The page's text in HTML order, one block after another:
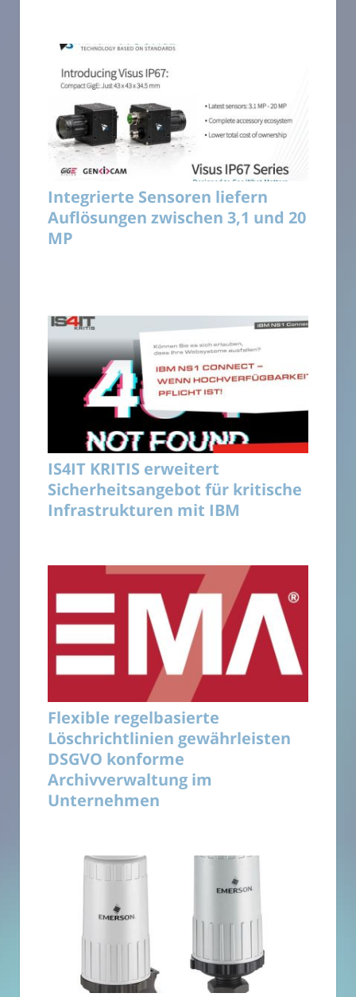
Integrierte Sensoren liefern
Auflösungen zwischen 3,1 und 20
MP
IS4IT KRITIS erweitert
Sicherheitsangebot für kritische
Infrastrukturen mit IBM
Flexible regelbasierte
Löschrichtlinien gewährleisten
DSGVO konforme
Archivverwaltung im
Unternehmen